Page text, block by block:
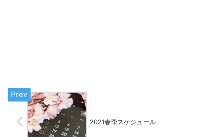
2021春季スケジュール